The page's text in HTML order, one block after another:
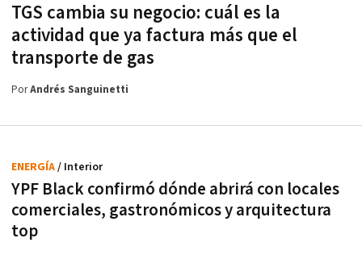
TGS cambia su negocio: cuál es la
actividad que ya factura más que el
transporte de gas
PorAndrés Sanguinetti
YPF Black confirmó dónde abrirá con locales
comerciales, gastronómicos y arquitectura
top
ENERGÍA/ Interior